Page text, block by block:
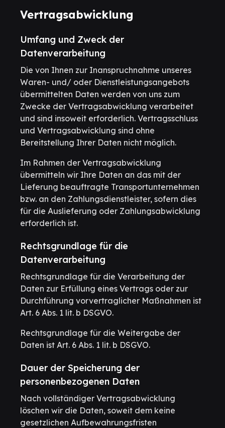
Vertragsabwicklung
Umfang und Zweck der
Datenverarbeitung
Die von Ihnen zur Inanspruchnahme unseres
Waren- und/ oder Dienstleistungsangebots
übermittelten Daten werden von uns zum
Zwecke der Vertragsabwicklung verarbeitet
und sind insoweit erforderlich. Vertragsschluss
und Vertragsabwicklung sind ohne
Bereitstellung Ihrer Daten nicht möglich.
Im Rahmen der Vertragsabwicklung
übermitteln wir Ihre Daten an das mit der
Lieferung beauftragte Transportunternehmen
bzw. an den Zahlungsdienstleister, sofern dies
für die Auslieferung oder Zahlungsabwicklung
erforderlich ist.
Rechtsgrundlage für die
Datenverarbeitung
Rechtsgrundlage für die Verarbeitung der
Daten zur Erfüllung eines Vertrags oder zur
Durchführung vorvertraglicher Maßnahmen ist
Art. 6 Abs. 1 lit. b DSGVO.
Rechtsgrundlage für die Weitergabe der
Daten ist Art. 6 Abs. 1 lit. b DSGVO.
Dauer der Speicherung der
personenbezogenen Daten
Nach vollständiger Vertragsabwicklung
löschen wir die Daten, soweit dem keine
gesetzlichen Aufbewahrungsfristen